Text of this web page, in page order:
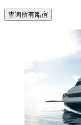
查询所有船宿